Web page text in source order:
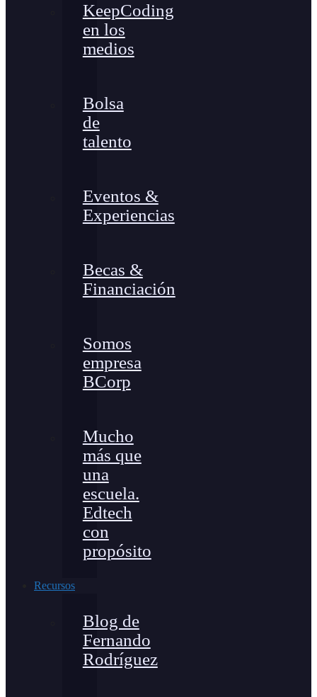
KeepCoding
en los
medios
Bolsa
de
talento
Eventos &
Experiencias
Becas &
Financiación
Somos
empresa
BCorp
Mucho
más que
una
escuela.
Edtech
con
propósito
Recursos
Blog de
Fernando
Rodríguez